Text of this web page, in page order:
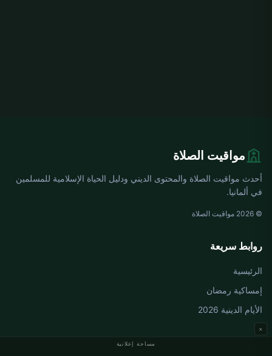
مساحة إعلانية
×
مواقيت الصلاة
أحدث مواقيت الصلاة والمحتوى الديني ودليل الحياة الإسلامية للمسلمين
في ألمانيا.
© 2026 مواقيت الصلاة
روابط سريعة
الرئيسية
إمساكية رمضان
الأيام الدينية 2026